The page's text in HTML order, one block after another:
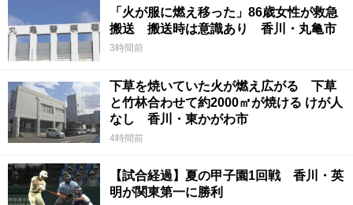
「火が服に燃え移った」86歳女性が救急
搬送 搬送時は意識あり 香川・丸亀市
3時間前
下草を焼いていた火が燃え広がる 下草
と竹林合わせて約2000㎡が焼ける けが人
なし 香川・東かがわ市
4時間前
【試合経過】夏の甲子園1回戦 香川・英
明が関東第一に勝利